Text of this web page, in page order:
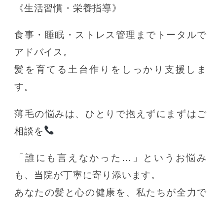
《生活習慣・栄養指導》
食事・睡眠・ストレス管理までトータルで
アドバイス。
髪を育てる土台作りをしっかり支援しま
す。
薄毛の悩みは、ひとりで抱えずにまずはご
相談を
「誰にも言えなかった…」というお悩み
も、当院が丁寧に寄り添います。
あなたの髪と心の健康を、私たちが全力で